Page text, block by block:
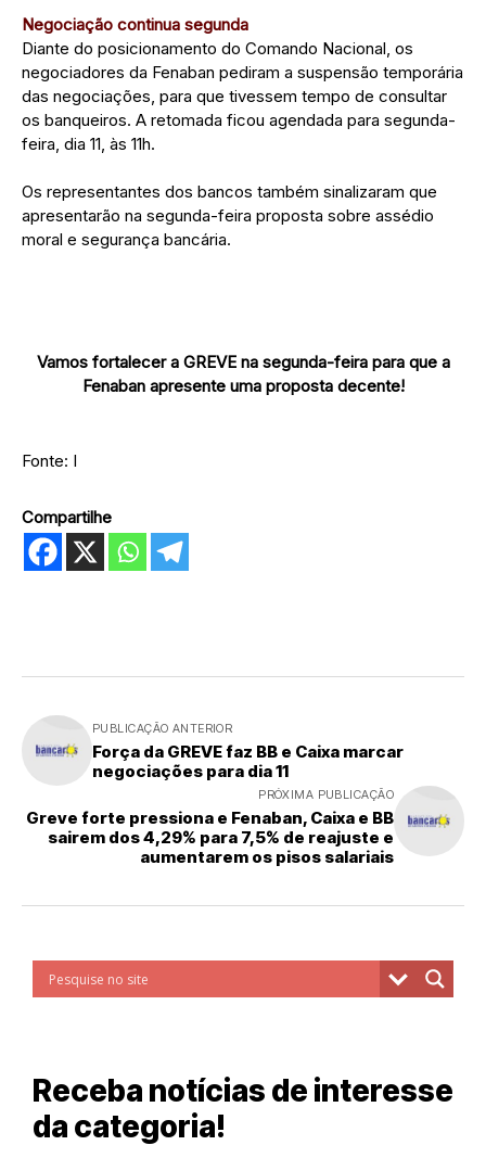
Negociação continua segunda
Diante do posicionamento do Comando Nacional, os
negociadores da Fenaban pediram a suspensão temporária
das negociações, para que tivessem tempo de consultar
os banqueiros. A retomada ficou agendada para segunda-
feira, dia 11, às 11h.
Os representantes dos bancos também sinalizaram que
apresentarão na segunda-feira proposta sobre assédio
moral e segurança bancária.
Vamos fortalecer a GREVE na segunda-feira para que a
Fenaban apresente uma proposta decente!
Fonte: I
Compartilhe
PUBLICAÇÃO ANTERIOR
Força da GREVE faz BB e Caixa marcar
negociações para dia 11
PRÓXIMA PUBLICAÇÃO
Greve forte pressiona e Fenaban, Caixa e BB
sairem dos 4,29% para 7,5% de reajuste e
aumentarem os pisos salariais
Receba notícias de interesse
da categoria!